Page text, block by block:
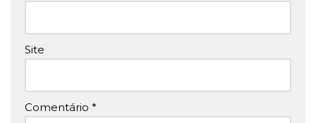
Site
Comentário *